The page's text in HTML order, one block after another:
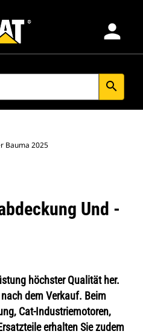
person
search
Bauma 2025
Und -
höchster Qualität her.
dem Verkauf. Beim
Cat-Industriemotoren,
erhalten Sie zudem